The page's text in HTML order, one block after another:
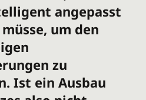
angepasst
um den
zu
Ist ein Ausbau